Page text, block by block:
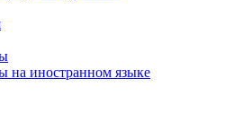
на иностранном языке